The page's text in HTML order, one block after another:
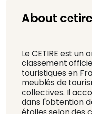
About cetire
Le CETIRE est
classement
touristiques en
meublés de
collectives. Il
dans l'obtention